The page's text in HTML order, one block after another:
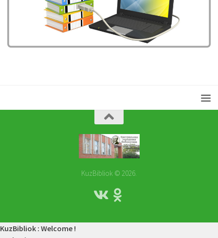
KuzBibliok © 2026.
KuzBibliok : Welcome !